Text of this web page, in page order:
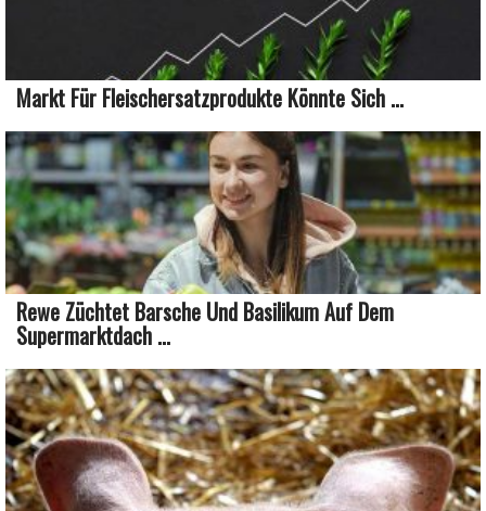
Markt Für Fleischersatzprodukte Könnte Sich ...
Rewe Züchtet Barsche Und Basilikum Auf Dem
Supermarktdach ...